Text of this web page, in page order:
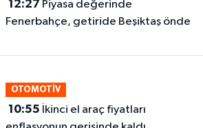
12:27
Fenerbahçe, getiride Beşiktaş önde
OTOMOTİV
10:55